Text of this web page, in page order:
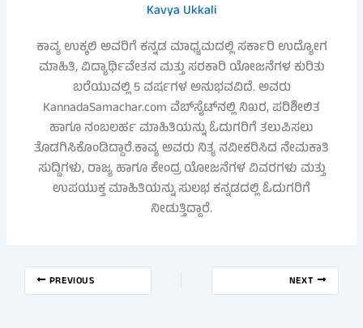
Kavya Ukkali
ಕಾವ್ಯ ಉಕ್ಕಲಿ ಅವರಿಗೆ ಕನ್ನಡ ಮಾಧ್ಯಮದಲ್ಲಿ ಸರ್ಕಾರಿ ಉದ್ಯೋಗ
ಮಾಹಿತಿ, ವಿದ್ಯಾರ್ಥಿವೇತನ ಮತ್ತು ಸರಕಾರಿ ಯೋಜನೆಗಳ ಕುರಿತು
ಬರೆಯುವಲ್ಲಿ 5 ವರ್ಷಗಳ ಅನುಭವವಿದೆ. ಅವರು
KannadaSamachar.com ವೆಬ್‌ಸೈಟ್‌ನಲ್ಲಿ ನಿಖರ, ಪರಿಶೀಲಿತ
ಹಾಗೂ ನಂಬಲರ್ಹ ಮಾಹಿತಿಯನ್ನು ಓದುಗರಿಗೆ ತಲುಪಿಸಲು
ತೊಡಗಿಸಿಕೊಂಡಿದ್ದಾರೆ.ಕಾವ್ಯ ಅವರು ನಿತ್ಯ ನವೀಕರಿಸಿದ ನೇಮಕಾತಿ
ಸುದ್ದಿಗಳು, ರಾಜ್ಯ ಹಾಗೂ ಕೇಂದ್ರ ಯೋಜನೆಗಳ ವಿವರಗಳು ಮತ್ತು
ಉಪಯುಕ್ತ ಮಾಹಿತಿಯನ್ನು ಸುಲಭ ಕನ್ನಡದಲ್ಲಿ ಓದುಗರಿಗೆ
ನೀಡುತ್ತಿದ್ದಾರೆ.
PREVIOUS NEXT